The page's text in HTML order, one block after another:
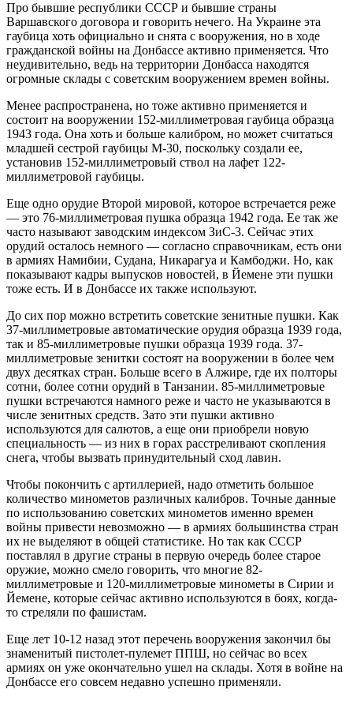
Про бывшие республики СССР и бывшие страны
Варшавского договора и говорить нечего. На Украине эта
гаубица хоть официально и снята с вооружения, но в ходе
гражданской войны на Донбассе активно применяется. Что
неудивительно, ведь на территории Донбасса находятся
огромные склады с советским вооружением времен войны.
Менее распространена, но тоже активно применяется и
состоит на вооружении 152-миллиметровая гаубица образца
1943 года. Она хоть и больше калибром, но может считаться
младшей сестрой гаубицы М-30, поскольку создали ее,
установив 152-миллиметровый ствол на лафет 122-
миллиметровой гаубицы.
Еще одно орудие Второй мировой, которое встречается реже
— это 76-миллиметровая пушка образца 1942 года. Ее так же
часто называют заводским индексом ЗиС-3. Сейчас этих
орудий осталось немного — согласно справочникам, есть они
в армиях Намибии, Судана, Никарагуа и Камбоджи. Но, как
показывают кадры выпусков новостей, в Йемене эти пушки
тоже есть. И в Донбассе их также используют.
До сих пор можно встретить советские зенитные пушки. Как
37-миллиметровые автоматические орудия образца 1939 года,
так и 85-миллиметровые пушки образца 1939 года. 37-
миллиметровые зенитки состоят на вооружении в более чем
двух десятках стран. Больше всего в Алжире, где их полторы
сотни, более сотни орудий в Танзании. 85-миллиметровые
пушки встречаются намного реже и часто не указываются в
числе зенитных средств. Зато эти пушки активно
используются для салютов, а еще они приобрели новую
специальность — из них в горах расстреливают скопления
снега, чтобы вызвать принудительный сход лавин.
Чтобы покончить с артиллерией, надо отметить большое
количество минометов различных калибров. Точные данные
по использованию советских минометов именно времен
войны привести невозможно — в армиях большинства стран
их не выделяют в общей статистике. Но так как СССР
поставлял в другие страны в первую очередь более старое
оружие, можно смело говорить, что многие 82-
миллиметровые и 120-миллиметровые минометы в Сирии и
Йемене, которые сейчас активно используются в боях, когда-
то стреляли по фашистам.
Еще лет 10-12 назад этот перечень вооружения закончил бы
знаменитый пистолет-пулемет ППШ, но сейчас во всех
армиях он уже окончательно ушел на склады. Хотя в войне на
Донбассе его совсем недавно успешно применяли.